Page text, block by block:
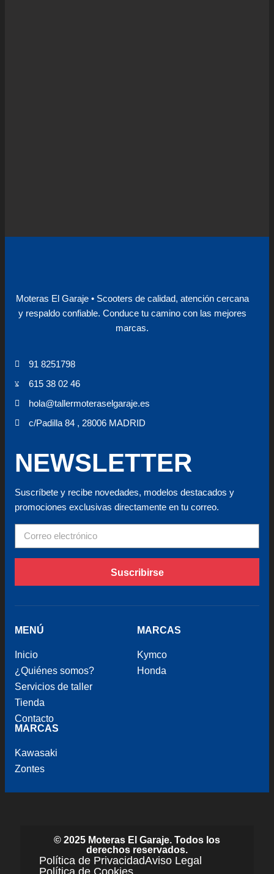
Moteras El Garaje • Scooters de calidad, atención cercana
y respaldo confiable. Conduce tu camino con las mejores
marcas.
91 8251798
615 38 02 46
hola@tallermoteraselgaraje.es
c/Padilla 84 , 28006 MADRID
NEWSLETTER
Suscríbete y recibe novedades, modelos destacados y
promociones exclusivas directamente en tu correo.
Suscribirse
MENÚ
Inicio
¿Quiénes somos?
Servicios de taller
Tienda
Contacto
MARCAS
Kymco
Honda
MARCAS
Kawasaki
Zontes
© 2025 Moteras El Garaje. Todos los
derechos reservados.
Política de PrivacidadAviso Legal
Política de Cookies